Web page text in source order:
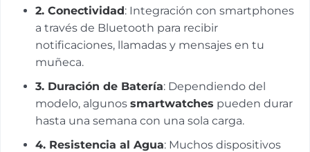
2. Conectividad: Integración con smartphones
a través de Bluetooth para recibir
notificaciones, llamadas y mensajes en tu
muñeca.
3. Duración de Batería: Dependiendo del
modelo, algunos smartwatches pueden durar
hasta una semana con una sola carga.
4. Resistencia al Agua: Muchos dispositivos